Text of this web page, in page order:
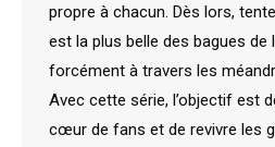
propre à chacun. Dès lors,
est la plus belle des bagues de
forcément à travers les
Avec cette série, l’objectif est
cœur de fans et de revivre les